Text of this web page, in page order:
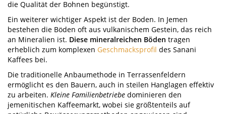
die Qualität der Bohnen begünstigt.
Ein weiterer wichtiger Aspekt ist der Boden. In Jemen
bestehen die Böden oft aus vulkanischem Gestein, das reich
an Mineralien ist. Diese mineralreichen Böden tragen
erheblich zum komplexen Geschmacksprofil des Sanani
Kaffees bei.
Die traditionelle Anbaumethode in Terrassenfeldern
ermöglicht es den Bauern, auch in steilen Hanglagen effektiv
zu arbeiten. Kleine Familienbetriebe dominieren den
jemenitischen Kaffeemarkt, wobei sie größtenteils auf